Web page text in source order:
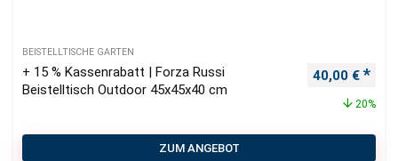
BEISTELLTISCHE GARTEN
+ 15 % Kassenrabatt | Forza Russi
Beistelltisch Outdoor 45x45x40 cm
40,00 €
20%
ZUM ANGEBOT